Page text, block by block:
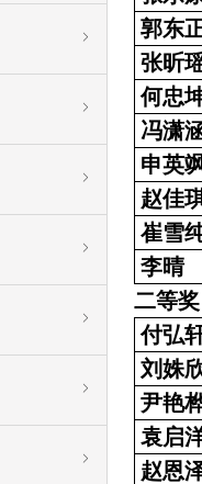
郭东
张昕
何忠
冯潇
申英
赵佳
崔雪
李晴
二等奖
付弘
刘姝
尹艳
袁启
赵恩






